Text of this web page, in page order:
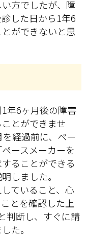
方でしたが、障
した日から1年6
ができないと思
年6ヶ月後の障害
とができませ
経過前に、ペー
ースメーカーを
ることができる
しました。
ていること、心
とを確認した上
判断し、すぐに請
た。